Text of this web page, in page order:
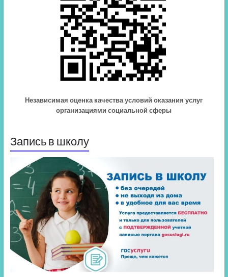
Независимая оценка качества условий оказания услуг
организациями социальной сферы
Запись в школу